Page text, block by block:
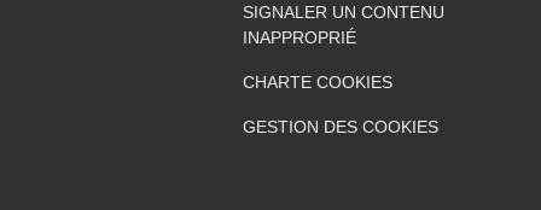
SIGNALER UN CONTENU
INAPPROPRIÉ
CHARTE COOKIES
GESTION DES COOKIES